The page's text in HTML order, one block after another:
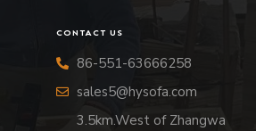
CONTACT US
86-551-63666258
sales5@hysofa.com
3.5km.West of Zhangwa